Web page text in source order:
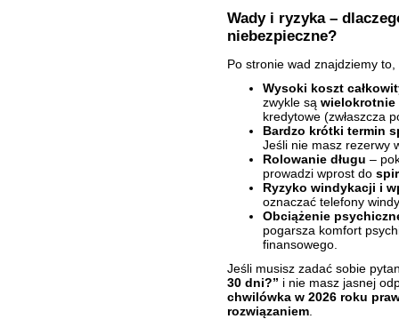
Wady i ryzyka –
niebezpieczne?
Po stronie wad znajdziemy
Wysoki koszt
zwykle są wielokrotnie
kredytowe (zwłaszcza
Bardzo krótki termin
Jeśli nie masz rezerwy
Rolowanie długu –
prowadzi wprost do
Ryzyko windykacji i
oznaczać telefony
Obciążenie
pogarsza komfort
finansowego.
Jeśli musisz zadać sobie
30 dni?” i nie masz jasnej
chwilówka w 2026 roku
rozwiązaniem